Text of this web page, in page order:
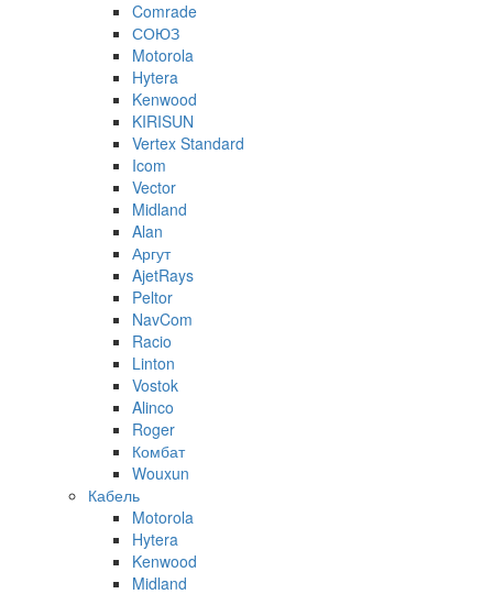
Comrade
СОЮЗ
Motorola
Hytera
Kenwood
KIRISUN
Vertex Standard
Icom
Vector
Midland
Alan
Аргут
AjetRays
Peltor
NavCom
Racio
Linton
Vostok
Alinco
Roger
Комбат
Wouxun
Кабель
Motorola
Hytera
Kenwood
Midland